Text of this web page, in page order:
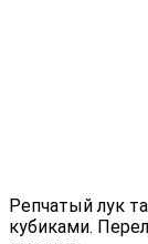
Репчатый лук
кубиками.